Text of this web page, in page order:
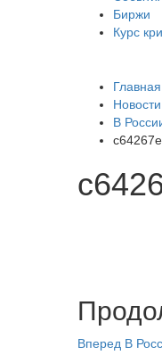
Биржи
Курс
Главная
В
Вперед В